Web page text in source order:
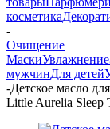
косметика
-
Очищение
МаскиУвлажнение
мужчинДля детей
-Детское масло
Little Aurelia Sleep